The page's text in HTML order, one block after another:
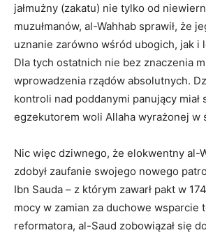
jałmużny (zakatu) nie tylko od
muzułmanów, al-Wahhab sprawił, że
uznanie zarówno wśród ubogich, jak i
Dla tych ostatnich nie bez znaczenia
wprowadzenia rządów absolutnych.
kontroli nad poddanymi panujący miał
egzekutorem woli Allaha wyrażonej w
Nic więc dziwnego, że elokwentny al-
zdobył zaufanie swojego nowego
Ibn Sauda – z którym zawarł pakt w
mocy w zamian za duchowe wsparcie
reformatora, al-Saud zobowiązał się